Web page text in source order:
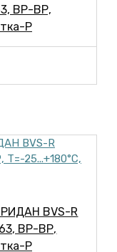
ВР-ВР,
Р
BVS-R
ВР-ВР,
Р